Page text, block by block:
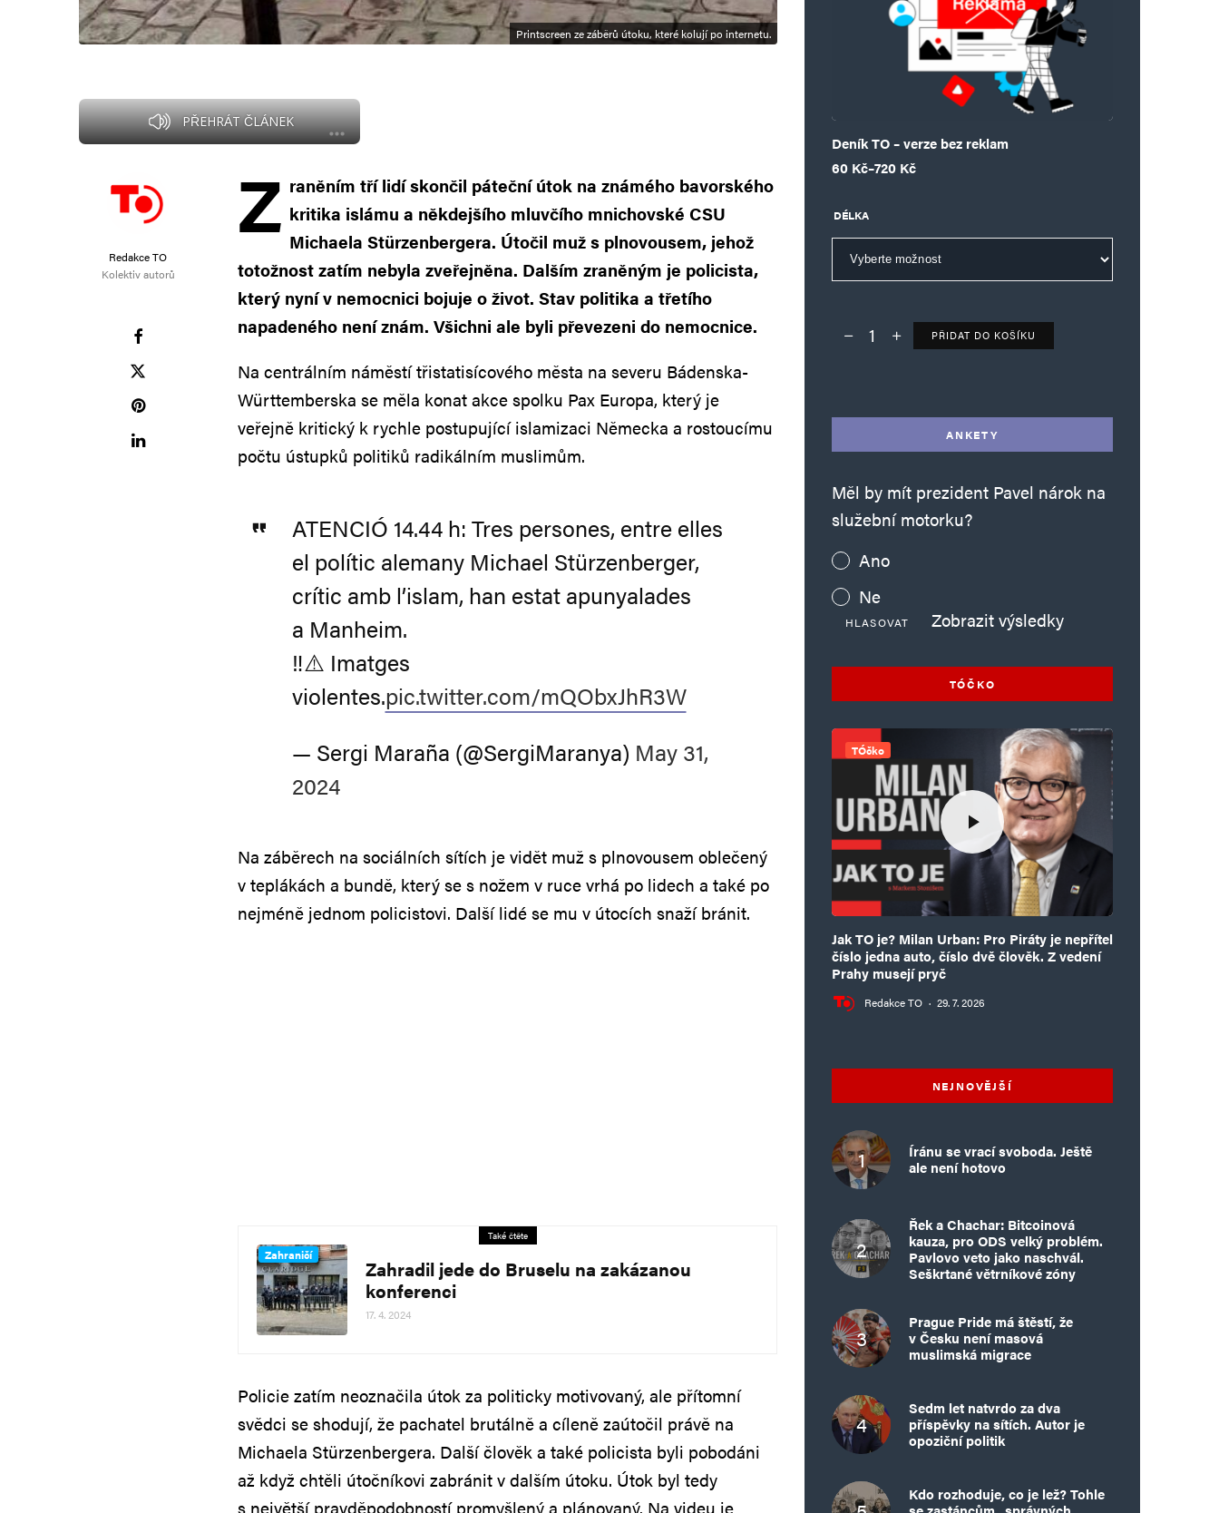
Printscreen ze záběrů útoku, které kolují po internetu.
PŘEHRÁT ČLÁNEK
Redakce TO
Kolektiv autorů
Z raněním tří lidí skončil páteční útok na známého bavorského
kritika islámu a někdejšího mluvčího mnichovské CSU
Michaela Stürzenbergera. Útočil muž s plnovousem, jehož
totožnost zatím nebyla zveřejněna. Dalším zraněným je policista,
který nyní v nemocnici bojuje o život. Stav politika a třetího
napadeného není znám. Všichni ale byli převezeni do nemocnice.
Na centrálním náměstí třistatisícového města na severu Bádenska-
Württemberska se měla konat akce spolku Pax Europa, který je
veřejně kritický k rychle postupující islamizaci Německa a rostoucímu
počtu ústupků politiků radikálním muslimům.
ATENCIÓ 14.44 h: Tres persones, entre elles
el polític alemany Michael Stürzenberger,
crític amb l’islam, han estat apunyalades
a Manheim.
‼️⚠️ Imatges
violentes.pic.twitter.com/mQObxJhR3W
— Sergi Maraña (@SergiMaranya) May 31,
2024
Na záběrech na sociálních sítích je vidět muž s plnovousem oblečený
v teplákách a bundě, který se s nožem v ruce vrhá po lidech a také po
nejméně jednom policistovi. Další lidé se mu v útocích snaží bránit.
Také čtěte
Zahraničí
Zahradil jede do Bruselu na zakázanou
konferenci
17. 4. 2024
Policie zatím neoznačila útok za politicky motivovaný, ale přítomní
svědci se shodují, že pachatel brutálně a cíleně zaútočil právě na
Michaela Stürzenbergera. Další člověk a také policista byli pobodáni
až když chtěli útočníkovi zabránit v dalším útoku. Útok byl tedy
Deník TO – verze bez reklam
60 Kč–720 Kč
Rozpětí cen: 60 Kč až 720 Kč
DÉLKA
Deník TO – verze bez reklam množství
PŘIDAT DO KOŠÍKU
ANKETY
Měl by mít prezident Pavel nárok na
služební motorku?
Ano
Ne
HLASOVAT Zobrazit výsledky
TÓČKO
TÓčko
Jak TO je? Milan Urban: Pro Piráty je nepřítel
číslo jedna auto, číslo dvě člověk. Z vedení
Prahy musejí pryč
Redakce TO · 29. 7. 2026
NEJNOVĚJŠÍ
Íránu se vrací svoboda. Ještě
ale není hotovo
Řek a Chachar: Bitcoinová
kauza, pro ODS velký problém.
Pavlovo veto jako naschvál.
Seškrtané větrníkové zóny
Prague Pride má štěstí, že
v Česku není masová
muslimská migrace
Sedm let natvrdo za dva
příspěvky na sítích. Autor je
opoziční politik
Kdo rozhoduje, co je lež? Tohle